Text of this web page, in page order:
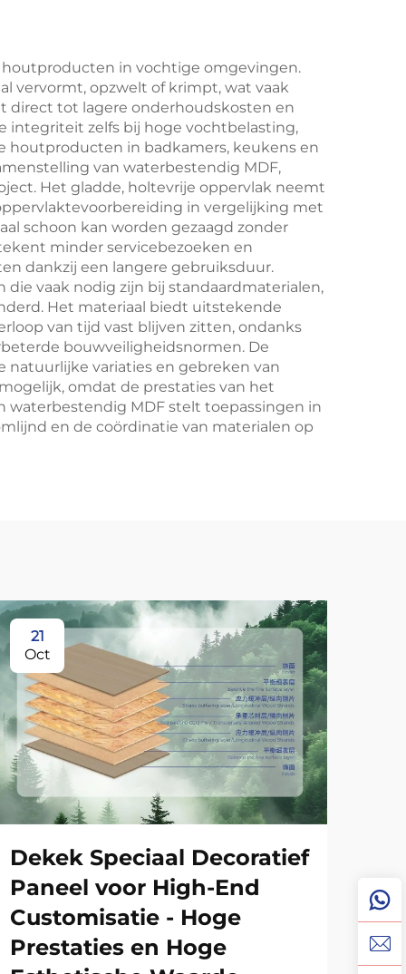
in vochtige omgevingen.
vervormt, opzwelt of krimpt, wat vaak
direct tot lagere onderhoudskosten en
integriteit zelfs bij hoge vochtbelasting,
houtproducten in badkamers, keukens en
van waterbestendig MDF,
Het gladde, holtevrije oppervlak neemt
in vergelijking met
schoon kan worden gezaagd zonder
minder servicebezoeken en
dankzij een langere gebruiksduur.
vaak nodig zijn bij standaardmaterialen,
Het materiaal biedt uitstekende
van tijd vast blijven zitten, ondanks
bouwveiligheidsnormen. De
natuurlijke variaties en gebreken van
omdat de prestaties van het
waterbestendig MDF stelt toepassingen in
en de coördinatie van materialen op
21
Oct
Dekek Speciaal Decoratief
Paneel voor High-End
Customisatie - Hoge
Prestaties en Hoge